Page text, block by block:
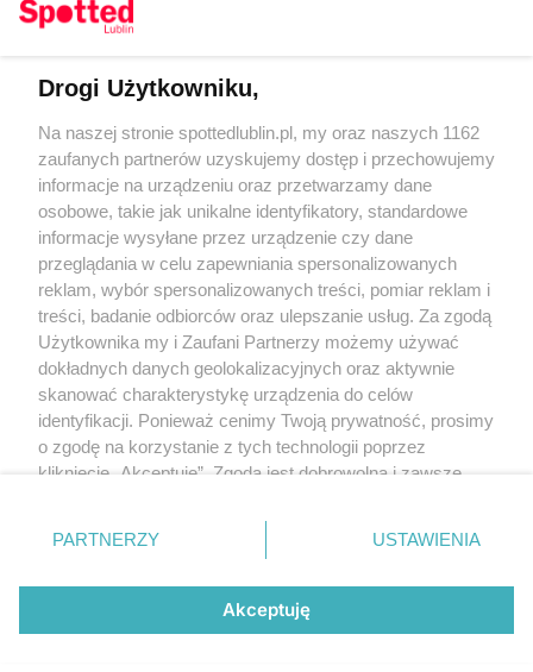
KATEGORIE
OGŁOSZENIA
WYDARZENIA
NA SKRÓTY
Regulamin
Polityka prywatności
RODO
Warunki korzystania z treści
Drogi Użytkowniku,
Na naszej stronie spottedlublin.pl, my oraz naszych 1162
zaufanych partnerów uzyskujemy dostęp i przechowujemy
informacje na urządzeniu oraz przetwarzamy dane
osobowe, takie jak unikalne identyfikatory, standardowe
informacje wysyłane przez urządzenie czy dane
przeglądania w celu zapewniania spersonalizowanych
reklam, wybór spersonalizowanych treści, pomiar reklam i
treści, badanie odbiorców oraz ulepszanie usług. Za zgodą
Użytkownika my i Zaufani Partnerzy możemy używać
dokładnych danych geolokalizacyjnych oraz aktywnie
skanować charakterystykę urządzenia do celów
identyfikacji. Ponieważ cenimy Twoją prywatność, prosimy
o zgodę na korzystanie z tych technologii poprzez
kliknięcie „Akceptuję”. Zgoda jest dobrowolna i zawsze
prywatności znajdujący się w lewym dolnym rogu strony
. Niektóre rodzaje przetwarzania danych nie wymagają
zgody użytkownika, ale masz prawo sprzeciwić się
takiemu przetwarzaniu. Preferencje będą miały
zastosowania tylko na tej witrynie.
PARTNERZY USTAWIENIA
Akceptuję